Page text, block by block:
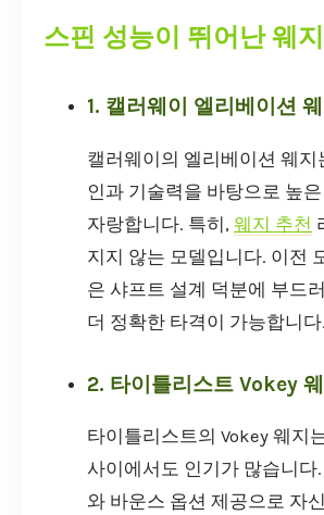
스핀 성능이 뛰어난 웨
1. 캘러웨이 엘리베이션 웨
캘러웨이의 엘리베이션 웨지
인과 기술력을 바탕으로 높
자랑합니다. 특히, 웨지 추천
지지 않는 모델입니다. 이전
은 샤프트 설계 덕분에 부드
더 정확한 타격이 가능합니다.
2. 타이틀리스트 Vokey 웨
타이틀리스트의 Vokey 웨지
사이에서도 인기가 많습니다
와 바운스 옵션 제공으로 자